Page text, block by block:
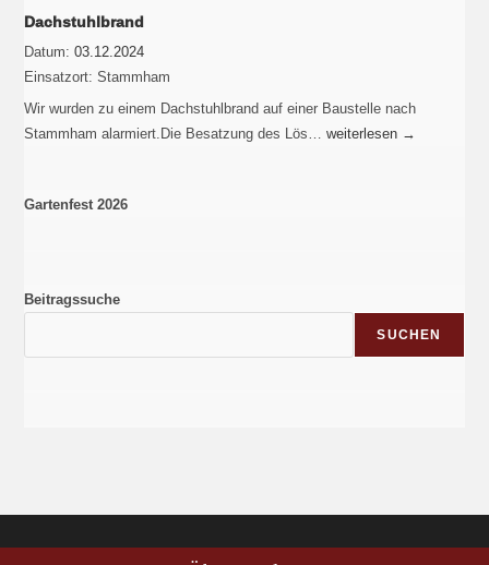
Dachstuhlbrand
Datum:03.12.2024
Einsatzort: Stammham
Wir wurden zu einem Dachstuhlbrand auf einer Baustelle nach
Stammham alarmiert.Die Besatzung des Lös…weiterlesen →
Gartenfest 2026
Beitragssuche
SUCHEN